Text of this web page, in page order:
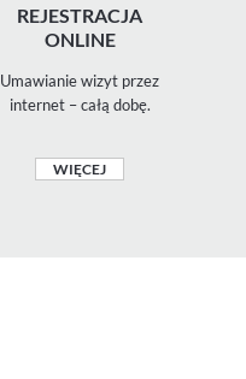
REJESTRACJA
ONLINE
Umawianie wizyt przez
internet – całą dobę.
WIĘCEJ